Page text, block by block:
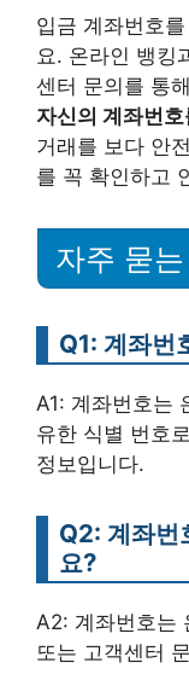
입금 계좌번호
요. 온라인 뱅킹
센터 문의를 통
자신의 계좌번
거래를 보다 안
를 꼭 확인하고
자주 묻
Q1: 계좌번
A1: 계좌번호는
유한 식별 번호
정보입니다.
Q2: 계좌번
요?
A2: 계좌번호는
또는 고객센터